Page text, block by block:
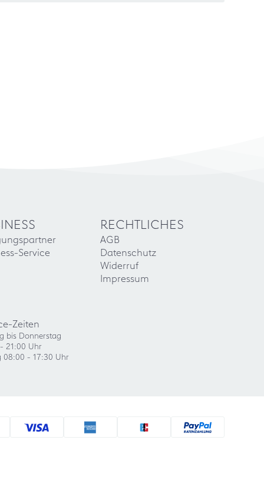
Service
RECHTLICHES
AGB
Datenschutz
Widerruf
Impressum
Zeiten
bis Donnerstag
21:00 Uhr
08:00 - 17:30 Uhr